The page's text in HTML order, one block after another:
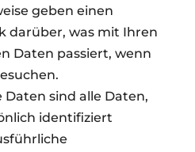
geben einen
darüber, was mit Ihren
Daten passiert, wenn
Daten sind alle Daten,
identifiziert